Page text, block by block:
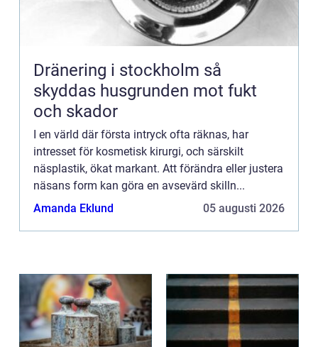
Dränering i stockholm så
skyddas husgrunden mot fukt
och skador
I en värld där första intryck ofta räknas, har
intresset för kosmetisk kirurgi, och särskilt
näsplastik, ökat markant. Att förändra eller justera
näsans form kan göra en avsevärd skilln...
Amanda Eklund
05 augusti 2026